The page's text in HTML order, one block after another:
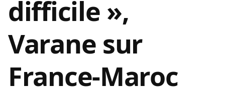
difficile »,
Varane sur
France-Maroc